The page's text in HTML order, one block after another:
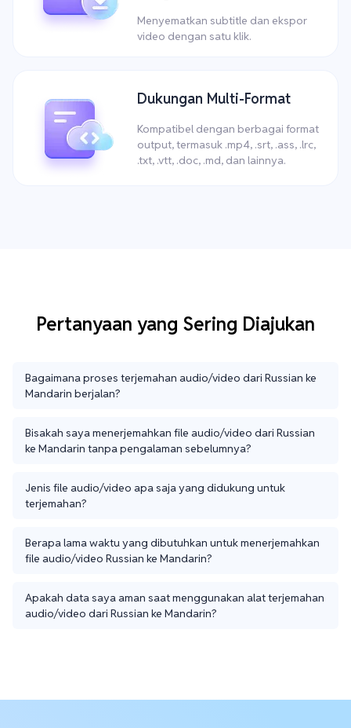
Menyematkan subtitle dan ekspor
video dengan satu klik.
Dukungan Multi-Format
Kompatibel dengan berbagai format
output, termasuk .mp4, .srt, .ass, .lrc,
.txt, .vtt, .doc, .md, dan lainnya.
Pertanyaan yang Sering Diajukan
Bagaimana proses terjemahan audio/video dari Russian ke
Mandarin berjalan?
Bisakah saya menerjemahkan file audio/video dari Russian
ke Mandarin tanpa pengalaman sebelumnya?
Jenis file audio/video apa saja yang didukung untuk
terjemahan?
Berapa lama waktu yang dibutuhkan untuk menerjemahkan
file audio/video Russian ke Mandarin?
Apakah data saya aman saat menggunakan alat terjemahan
audio/video dari Russian ke Mandarin?